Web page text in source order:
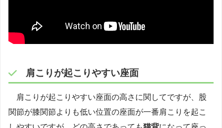
肩こりが起こりやすい座面
肩こりが起こりやすい座面の高さに関してですが、股
関節が膝関節よりも低い位置の座面が一番肩こりを起こ